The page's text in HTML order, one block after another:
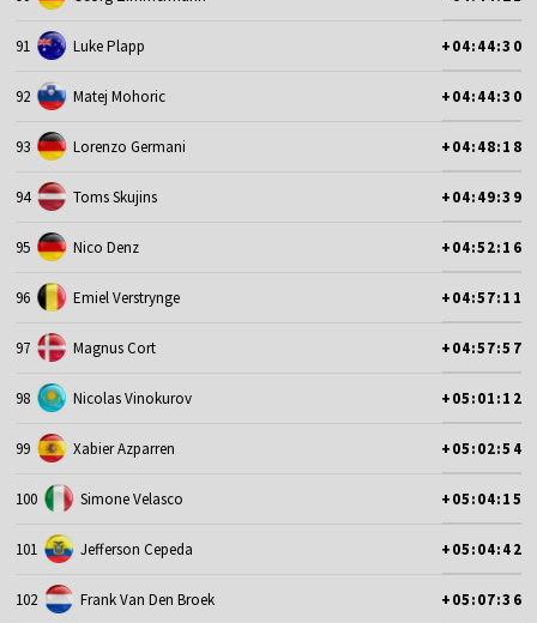
91 Luke Plapp +04:44:30
92 Matej Mohoric +04:44:30
93 Lorenzo Germani +04:48:18
94 Toms Skujins +04:49:39
95 Nico Denz +04:52:16
96 Emiel Verstrynge +04:57:11
97 Magnus Cort +04:57:57
98 Nicolas Vinokurov +05:01:12
99 Xabier Azparren +05:02:54
100 Simone Velasco +05:04:15
101 Jefferson Cepeda +05:04:42
102 Frank Van Den Broek +05:07:36